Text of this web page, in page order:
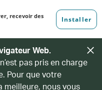
Web.
pas pris en charge
Pour que votre
meilleure, nous vous